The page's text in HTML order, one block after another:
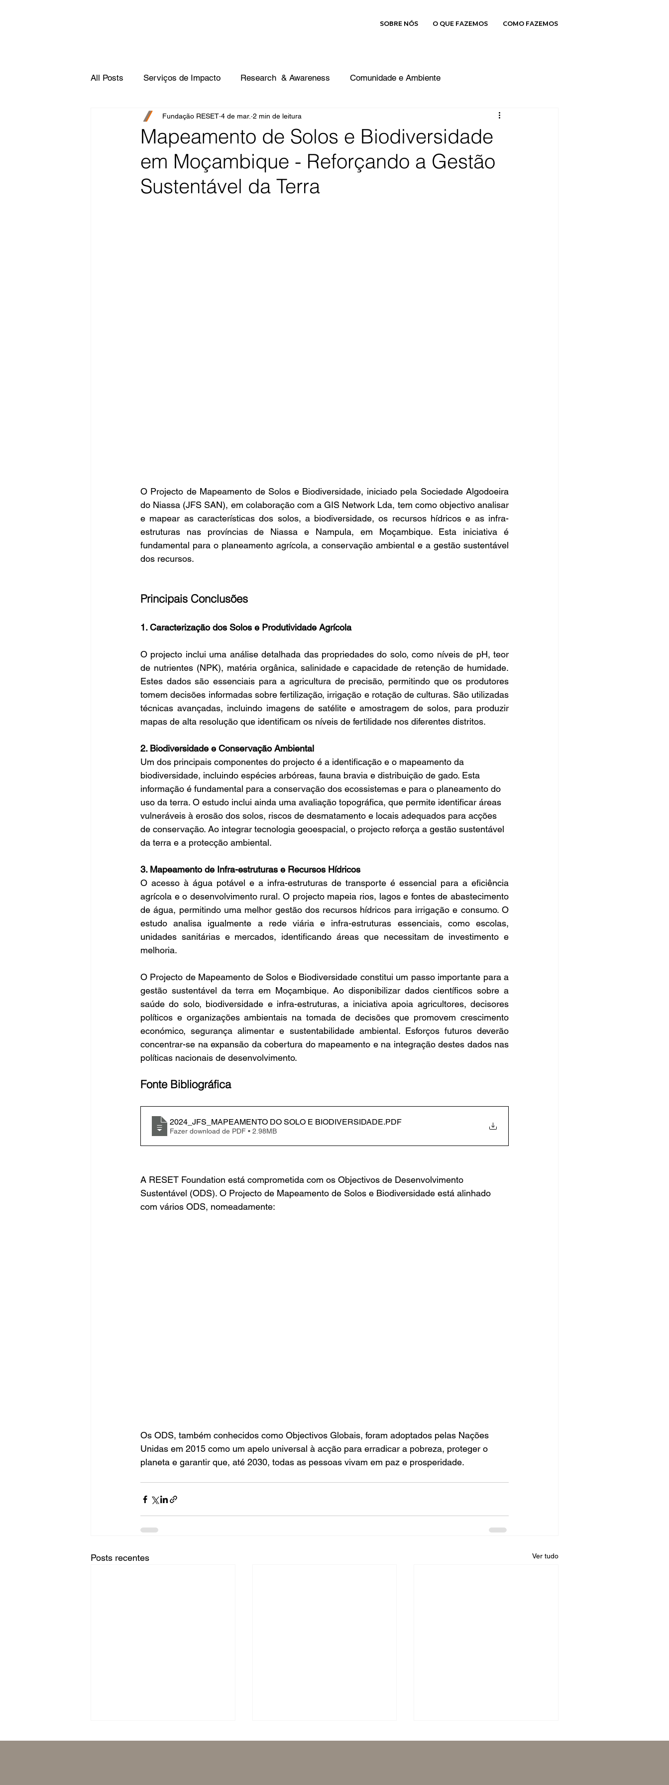
SOBRE NÓS O QUE FAZEMOS COMO FAZEMOS
All Posts Serviços de Impacto Research & Awareness Comunidade e Ambiente
Mapeamento de Solos e Biodiversidade
em Moçambique - Reforçando a Gestão
Sustentável da Terra
Fundação RESET 4 de mar. 2 min de leitura
O Projecto de Mapeamento de Solos e Biodiversidade, iniciado pela Sociedade Algodoeira
do Niassa (JFS SAN), em colaboração com a GIS Network Lda, tem como objectivo analisar
e mapear as características dos solos, a biodiversidade, os recursos hídricos e as infra-
estruturas nas províncias de Niassa e Nampula, em Moçambique. Esta iniciativa é
fundamental para o planeamento agrícola, a conservação ambiental e a gestão sustentável
dos recursos.
Principais Conclusões
1. Caracterização dos Solos e Produtividade Agrícola
O projecto inclui uma análise detalhada das propriedades do solo, como níveis de pH, teor
de nutrientes (NPK), matéria orgânica, salinidade e capacidade de retenção de humidade.
Estes dados são essenciais para a agricultura de precisão, permitindo que os produtores
tomem decisões informadas sobre fertilização, irrigação e rotação de culturas. São utilizadas
técnicas avançadas, incluindo imagens de satélite e amostragem de solos, para produzir
mapas de alta resolução que identificam os níveis de fertilidade nos diferentes distritos.
2. Biodiversidade e Conservação Ambiental
Um dos principais componentes do projecto é a identificação e o mapeamento da
biodiversidade, incluindo espécies arbóreas, fauna bravia e distribuição de gado. Esta
informação é fundamental para a conservação dos ecossistemas e para o planeamento do
uso da terra. O estudo inclui ainda uma avaliação topográfica, que permite identificar áreas
vulneráveis à erosão dos solos, riscos de desmatamento e locais adequados para acções
de conservação. Ao integrar tecnologia geoespacial, o projecto reforça a gestão sustentável
da terra e a protecção ambiental.
3. Mapeamento de Infra-estruturas e Recursos Hídricos
O acesso à água potável e a infra-estruturas de transporte é essencial para a eficiência
agrícola e o desenvolvimento rural. O projecto mapeia rios, lagos e fontes de abastecimento
de água, permitindo uma melhor gestão dos recursos hídricos para irrigação e consumo. O
estudo analisa igualmente a rede viária e infra-estruturas essenciais, como escolas,
unidades sanitárias e mercados, identificando áreas que necessitam de investimento e
melhoria.
O Projecto de Mapeamento de Solos e Biodiversidade constitui um passo importante para a
gestão sustentável da terra em Moçambique. Ao disponibilizar dados científicos sobre a
saúde do solo, biodiversidade e infra-estruturas, a iniciativa apoia agricultores, decisores
políticos e organizações ambientais na tomada de decisões que promovem crescimento
económico, segurança alimentar e sustentabilidade ambiental. Esforços futuros deverão
concentrar-se na expansão da cobertura do mapeamento e na integração destes dados nas
políticas nacionais de desenvolvimento.
Fonte Bibliográfica
2024_JFS_MAPEAMENTO DO SOLO E BIODIVERSIDADE.PDF
Fazer download de PDF • 2.98MB
A RESET Foundation está comprometida com os Objectivos de Desenvolvimento
Sustentável (ODS). O Projecto de Mapeamento de Solos e Biodiversidade está alinhado
com vários ODS, nomeadamente:
Os ODS, também conhecidos como Objectivos Globais, foram adoptados pelas Nações
Unidas em 2015 como um apelo universal à acção para erradicar a pobreza, proteger o
planeta e garantir que, até 2030, todas as pessoas vivam em paz e prosperidade.
Posts recentes Ver tudo